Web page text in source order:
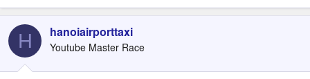
H hanoiairporttaxi
Youtube Master Race